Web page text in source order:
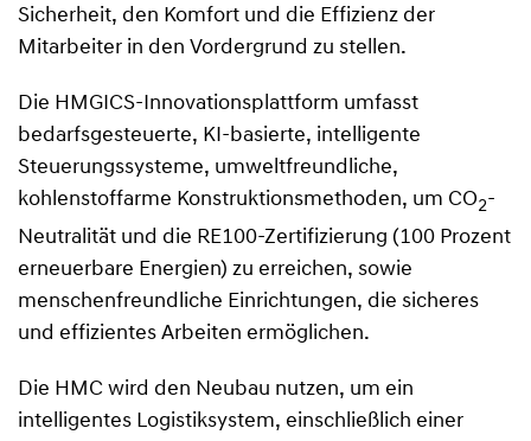
Sicherheit, den Komfort und die Effizienz der
Mitarbeiter in den Vordergrund zu stellen.
Die HMGICS-Innovationsplattform umfasst
bedarfsgesteuerte, KI-basierte, intelligente
Steuerungssysteme, umweltfreundliche,
kohlenstoffarme Konstruktionsmethoden, um CO2-
Neutralität und die RE100-Zertifizierung (100 Prozent
erneuerbare Energien) zu erreichen, sowie
menschenfreundliche Einrichtungen, die sicheres
und effizientes Arbeiten ermöglichen.
Die HMC wird den Neubau nutzen, um ein
intelligentes Logistiksystem, einschließlich einer